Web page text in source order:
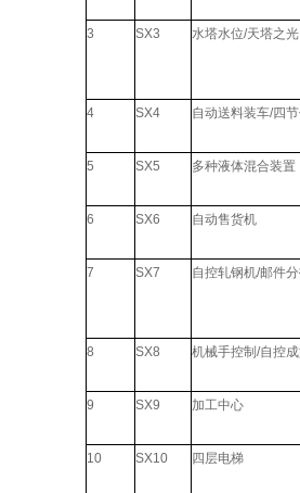
3 SX3 水塔水位/天塔之光
4 SX4 自动送料装车/四
5 SX5 多种液体混合装置
6 SX6 自动售货机
7 SX7 自控轧钢机/邮件
8 SX8 机械手控制/自控
9 SX9 加工中心
10 SX10 四层电梯